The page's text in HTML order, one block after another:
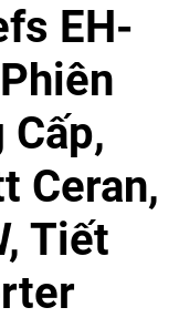
EH-
Cấp,
Ceran,
Tiết